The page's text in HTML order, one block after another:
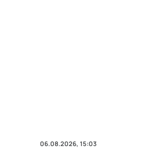
06.08.2026, 15:03